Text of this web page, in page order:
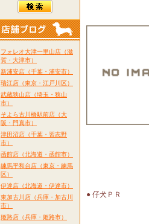
フォレオ大津一里山店（滋
賀・大津市）
新浦安店（千葉・浦安市）
瑞江店（東京・江戸川区）
武蔵狭山店（埼玉・狭山
市）
そよら古川橋駅前店（大
阪・門真市）
津田沼店（千葉・習志野
市）
函館店（北海道・函館市）
練馬平和台店（東京・練馬
区）
伊達店（北海道・伊達市）
東加古川店（兵庫・加古川
市）
姫路店（兵庫・姫路市）
● 仔犬ＰＲ